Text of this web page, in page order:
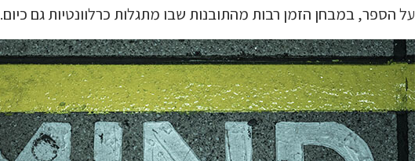
על הספר, במבחן הזמן רבות מהתובנות שבו מתגלות כרלוונטיות גם כיום.